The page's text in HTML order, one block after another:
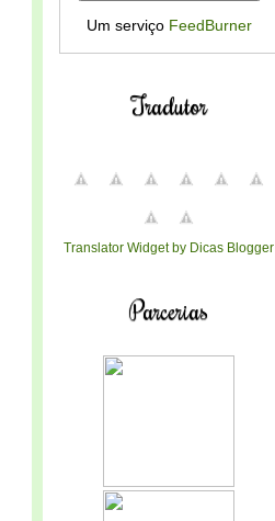
Um serviço FeedBurner
Tradutor
Translator Widget by Dicas Blogger
Parcerias